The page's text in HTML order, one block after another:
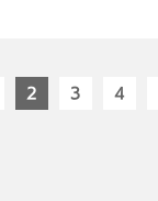
2 3 4